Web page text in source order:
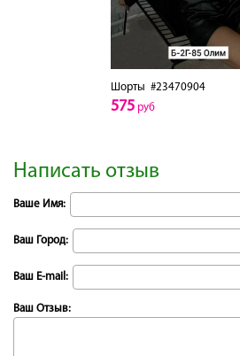
Шорты #23470904
575руб
Написать отзыв
Ваше Имя:
Ваш Город:
Ваш E-mail:
Ваш Отзыв: